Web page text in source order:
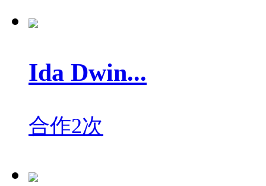
Ida Dwin...
合作2次